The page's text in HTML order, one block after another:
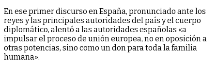
En ese primer discurso en España, pronunciado ante los
reyes y las principales autoridades del país y el cuerpo
diplomático, alentó a las autoridades españolas «a
impulsar el proceso de unión europea, no en oposición a
otras potencias, sino como un don para toda la familia
humana».